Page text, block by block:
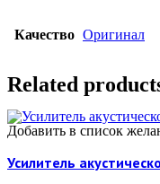
Качество Оригинал
Related
Добавить в список
Усилитель